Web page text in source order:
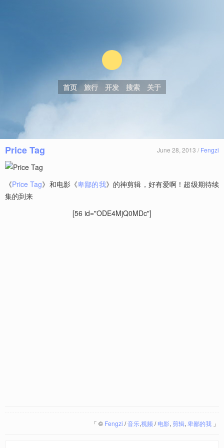
首页 旅行 开发 搜索 关于
Price Tag June 28, 2013 / Fengzi
《Price Tag》和电影《卑鄙的我》的神剪辑，好有爱啊！超级期待续
集的到来
[56 id="ODE4MjQ0MDc"]
「 © Fengzi /音乐,视频/电影, 剪辑, 卑鄙的我 」